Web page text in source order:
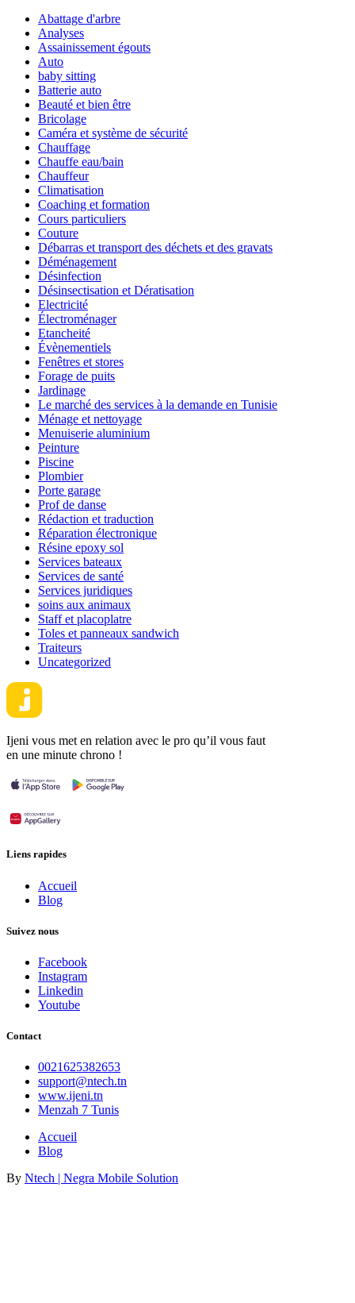
Abattage d'arbre
Analyses
Assainissement égouts
Auto
baby sitting
Batterie auto
Beauté et bien être
Bricolage
Caméra et système de sécurité
Chauffage
Chauffe eau/bain
Chauffeur
Climatisation
Coaching et formation
Cours particuliers
Couture
Débarras et transport des déchets et des gravats
Déménagement
Désinfection
Désinsectisation et Dératisation
Electricité
Électroménager
Etancheité
Évènementiels
Fenêtres et stores
Forage de puits
Jardinage
Le marché des services à la demande en Tunisie
Ménage et nettoyage
Menuiserie aluminium
Peinture
Piscine
Plombier
Porte garage
Prof de danse
Rédaction et traduction
Réparation électronique
Résine epoxy sol
Services bateaux
Services de santé
Services juridiques
soins aux animaux
Staff et placoplatre
Toles et panneaux sandwich
Traiteurs
Uncategorized
Ijeni vous met en relation avec le pro qu’il vous faut
en une minute chrono !
Liens rapides
Accueil
Blog
Suivez nous
Facebook
Instagram
Linkedin
Youtube
Contact
0021625382653
support@ntech.tn
www.ijeni.tn
Menzah 7 Tunis
Accueil
Blog
By Ntech | Negra Mobile Solution